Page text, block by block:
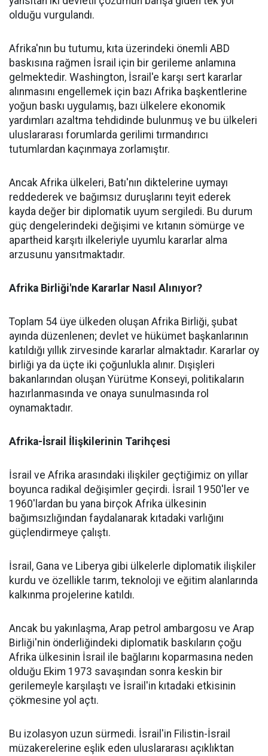
olduğu vurgulandı.
Afrika'nın bu tutumu, kıta üzerindeki önemli ABD
baskısına rağmen İsrail için bir gerileme anlamına
gelmektedir. Washington, İsrail'e karşı sert kararlar
alınmasını engellemek için bazı Afrika başkentlerine
yoğun baskı uygulamış, bazı ülkelere ekonomik
yardımları azaltma tehdidinde bulunmuş ve bu ülkeleri
uluslararası forumlarda gerilimi tırmandırıcı
tutumlardan kaçınmaya zorlamıştır.
Ancak Afrika ülkeleri, Batı'nın diktelerine uymayı
reddederek ve bağımsız duruşlarını teyit ederek
kayda değer bir diplomatik uyum sergiledi. Bu durum
güç dengelerindeki değişimi ve kıtanın sömürge ve
apartheid karşıtı ilkeleriyle uyumlu kararlar alma
arzusunu yansıtmaktadır.
Afrika Birliği'nde Kararlar Nasıl Alınıyor?
Toplam 54 üye ülkeden oluşan Afrika Birliği, şubat
ayında düzenlenen; devlet ve hükümet başkanlarının
katıldığı yıllık zirvesinde kararlar almaktadır. Kararlar oy
birliği ya da üçte iki çoğunlukla alınır. Dışişleri
bakanlarından oluşan Yürütme Konseyi, politikaların
hazırlanmasında ve onaya sunulmasında rol
oynamaktadır.
Afrika-İsrail İlişkilerinin Tarihçesi
İsrail ve Afrika arasındaki ilişkiler geçtiğimiz on yıllar
boyunca radikal değişimler geçirdi. İsrail 1950'ler ve
1960'lardan bu yana birçok Afrika ülkesinin
bağımsızlığından faydalanarak kıtadaki varlığını
güçlendirmeye çalıştı.
İsrail, Gana ve Liberya gibi ülkelerle diplomatik ilişkiler
kurdu ve özellikle tarım, teknoloji ve eğitim alanlarında
kalkınma projelerine katıldı.
Ancak bu yakınlaşma, Arap petrol ambargosu ve Arap
Birliği'nin önderliğindeki diplomatik baskıların çoğu
Afrika ülkesinin İsrail ile bağlarını koparmasına neden
olduğu Ekim 1973 savaşından sonra keskin bir
gerilemeyle karşılaştı ve İsrail'in kıtadaki etkisinin
çökmesine yol açtı.
Bu izolasyon uzun sürmedi. İsrail'in Filistin-İsrail
müzakerelerine eşlik eden uluslararası açıklıktan